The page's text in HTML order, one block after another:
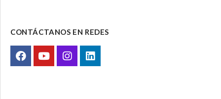
CONTÁCTANOS EN REDES